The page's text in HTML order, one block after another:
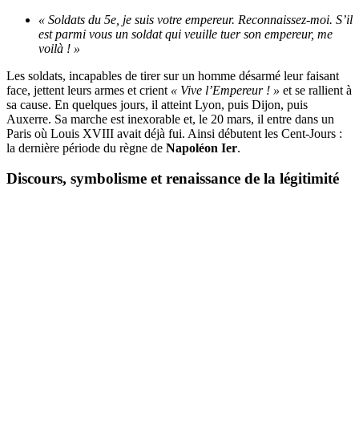
« Soldats du 5e, je suis votre empereur. Reconnaissez-moi. S’il
est parmi vous un soldat qui veuille tuer son empereur, me
voilà ! »
Les soldats, incapables de tirer sur un homme désarmé leur faisant
face, jettent leurs armes et crient « Vive l’Empereur ! » et se rallient à
sa cause. En quelques jours, il atteint Lyon, puis Dijon, puis
Auxerre. Sa marche est inexorable et, le 20 mars, il entre dans un
Paris où Louis XVIII avait déjà fui. Ainsi débutent les Cent-Jours :
la dernière période du règne de Napoléon Ier.
Discours, symbolisme et renaissance de la légitimité